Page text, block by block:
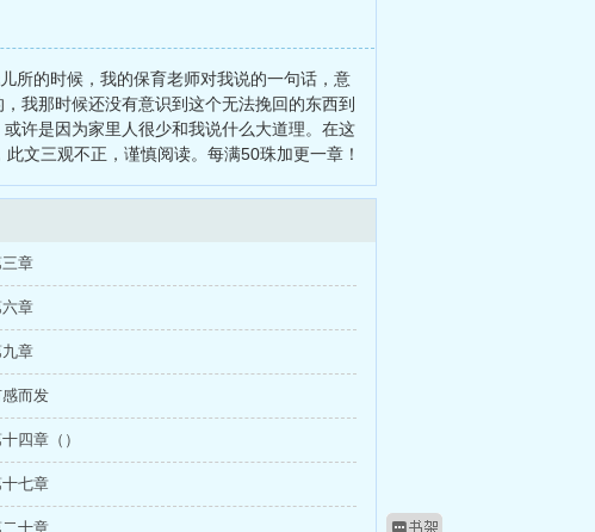
所的时候，我的保育老师对我说的一句话，意
我那时候还没有意识到这个无法挽回的东西到
许是因为家里人很少和我说什么大道理。在这
文三观不正，谨慎阅读。每满50珠加更一章！
章
章
章
而发
四章（）
七章
十章